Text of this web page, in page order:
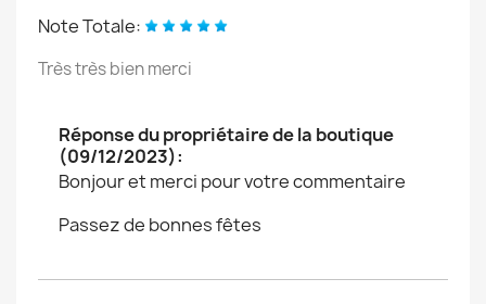
Note Totale:
Très très bien merci
Réponse du propriétaire de la boutique
(09/12/2023):
Bonjour et merci pour votre commentaire
Passez de bonnes fêtes